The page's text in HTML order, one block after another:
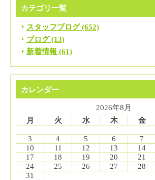
カテゴリ一覧
スタッフブログ (652)
ブログ (13)
新着情報 (61)
カレンダー
2026年8月
月
火 水 木 金
3
4 5 6 7
10
11 12 13 14
17
18 19 20 21
24
25 26 27 28
31